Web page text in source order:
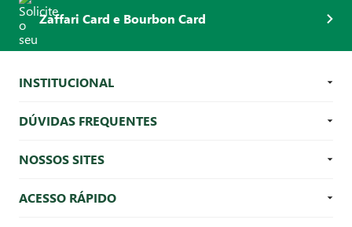
Zaffari Card e Bourbon Card
INSTITUCIONAL
DÚVIDAS FREQUENTES
NOSSOS SITES
ACESSO RÁPIDO